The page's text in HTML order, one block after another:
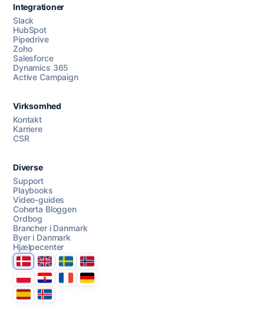
Chat med os
AI Campaign Assist
Integrationer
Slack
HubSpot
Pipedrive
Zoho
Salesforce
Dynamics 365
Active Campaign
Virksomhed
Kontakt
Karriere
CSR
Diverse
Support
Playbooks
Video-guides
Coherta Bloggen
Ordbog
Brancher i Danmark
Byer i Danmark
Hjælpecenter
DanmarkUnited Kingdom
SverigeNorge
PolskaHrvatskaFranceDeutschland
EspanaÍsland